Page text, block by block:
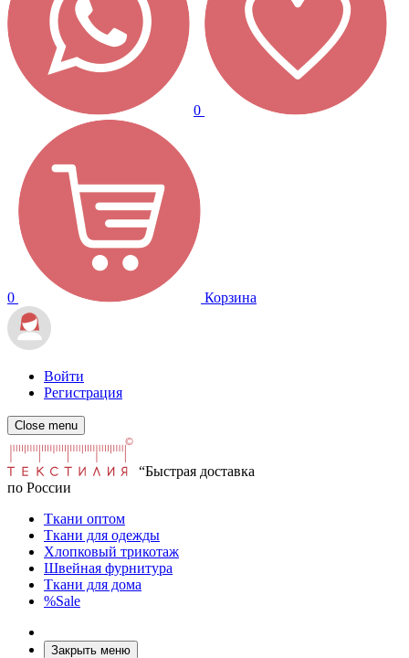
0
0 Корзина
Войти
Регистрация
Close menu
“Быстрая доставка
по России
Ткани оптом
Ткани для одежды
Хлопковый трикотаж
Швейная фурнитура
Ткани для дома
%Sale
Закрыть меню